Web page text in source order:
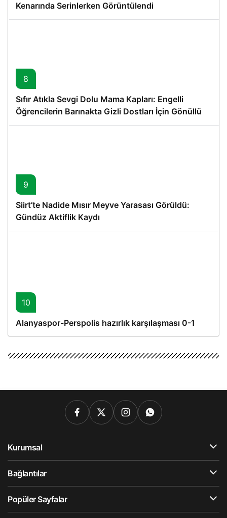
Kenarında Serinlerken Görüntülendi
8
Sıfır Atıkla Sevgi Dolu Mama Kapları: Engelli
Öğrencilerin Barınakta Gizli Dostları İçin Gönüllü
Proje
9
Siirt’te Nadide Mısır Meyve Yarasası Görüldü:
Gündüz Aktiflik Kaydı
10
Alanyaspor-Perspolis hazırlık karşılaşması 0-1
Kurumsal
Bağlantılar
Popüler Sayfalar